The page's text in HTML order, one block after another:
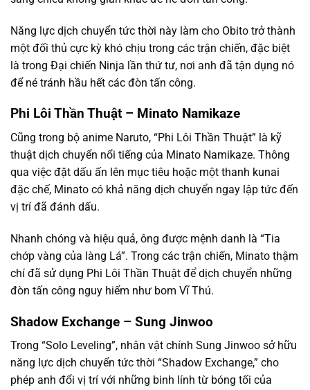
Năng lực dịch chuyển tức thời này làm cho Obito trở thành
một đối thủ cực kỳ khó chịu trong các trận chiến, đặc biệt
là trong Đại chiến Ninja lần thứ tư, nơi anh đã tận dụng nó
để né tránh hầu hết các đòn tấn công.
Phi Lôi Thần Thuật – Minato Namikaze
Cũng trong bộ anime Naruto, “Phi Lôi Thần Thuật” là kỹ
thuật dịch chuyển nổi tiếng của Minato Namikaze. Thông
qua việc đặt dấu ấn lên mục tiêu hoặc một thanh kunai
đặc chế, Minato có khả năng dịch chuyển ngay lập tức đến
vị trí đã đánh dấu.
Nhanh chóng và hiệu quả, ông được mệnh danh là “Tia
chớp vàng của làng Lá”. Trong các trận chiến, Minato thậm
chí đã sử dụng Phi Lôi Thần Thuật để dịch chuyển những
đòn tấn công nguy hiểm như bom Vĩ Thú.
Shadow Exchange – Sung Jinwoo
Trong “Solo Leveling”, nhân vật chính Sung Jinwoo sở hữu
năng lực dịch chuyển tức thời “Shadow Exchange,” cho
phép anh đổi vị trí với những binh lính từ bóng tối của